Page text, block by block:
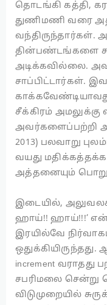
தொடங்கி கத்தி,
துணிமணி வரை
வந்திருந்தார்கள்.
தின்பண்டங்களை
அடிக்கவில்லை.
சாப்பிட்டார்கள்.
சீக்கிரம்
அவர்களைப்பற்றி
2013) பலவாறு
வயது
அத்தனையும்
இடையில்,
ஹாய்!! ஹாய்!!!’
இரயில்வே
increment
சபரிமலை சென்று
விடுமுறையில்